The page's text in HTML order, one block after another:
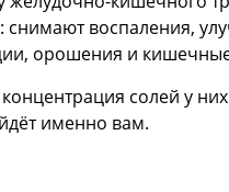
снимают воспаления,
орошения и
солей у
именно вам.